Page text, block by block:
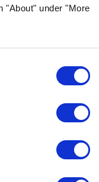
"About" under "More